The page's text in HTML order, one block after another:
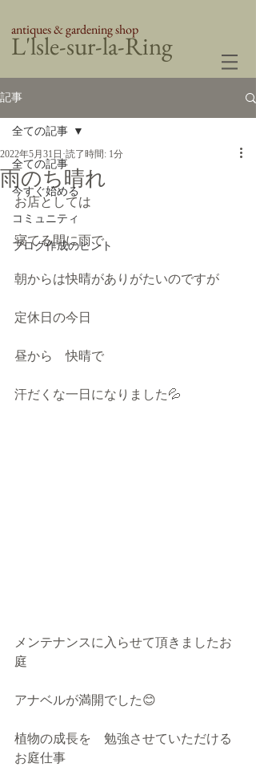
​L'lsle-sur-la-Ring
antiques & gardening shop
記事
全ての記事
今すぐ始める
コミュニティ
ブログ作成のヒント
全ての記事
雨のち晴れ
2022年5月31日 読了時間: 1分
お店としては
寝てる間に雨で
朝からは快晴がありがたいのですが
定休日の今日
昼から　快晴で
汗だくな一日になりました💦
メンテナンスに入らせて頂きましたお
庭
アナベルが満開でした😊
植物の成長を　勉強させていただける
お庭仕事